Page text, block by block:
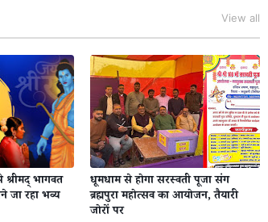
View all
भागवत
जा रहा भव्य
धूमधाम से होगा सरस्वती पूजा संग
ब्रह्मपुरा महोत्सव का आयोजन, तैयारी
जोरों पर